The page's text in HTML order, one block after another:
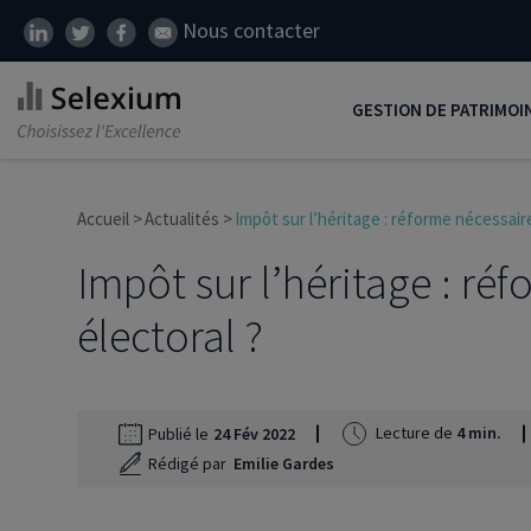
Nous contacter
GESTION DE
Réduire ses impôts
Préparer sa retraite
Protéger ses proches
Accueil Actualités Impôt sur l’héritage : réforme
Impôt sur l’héritage :
électoral ?
Publié le 24 Fév 2022 Lecture de 4 min.
Rédigé par Emilie Gardes